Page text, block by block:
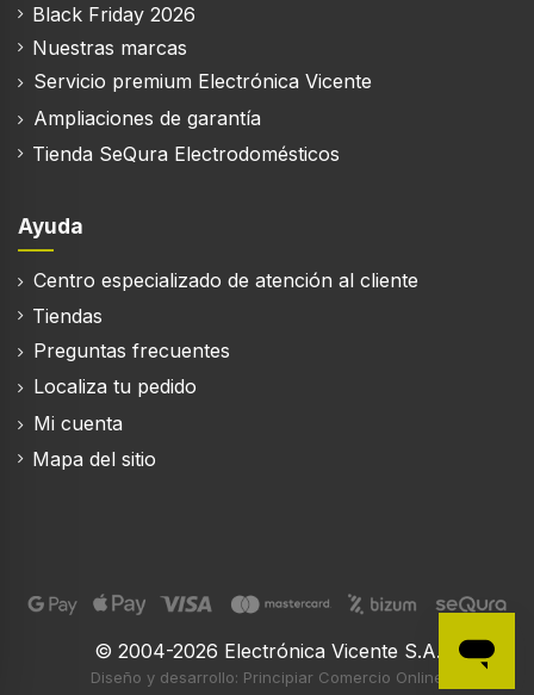
Black Friday 2026
Nuestras marcas
Servicio premium Electrónica Vicente
Ampliaciones de garantía
Tienda SeQura Electrodomésticos
Ayuda
Centro especializado de atención al cliente
Tiendas
Preguntas frecuentes
Localiza tu pedido
Mi cuenta
Mapa del sitio
© 2004-2026 Electrónica Vicente S.A.
Diseño y desarrollo: Principiar Comercio Online